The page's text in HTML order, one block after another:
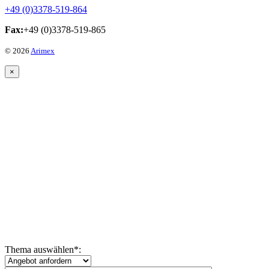
+49 (0)3378-519-864
Fax:+49 (0)3378-519-865
© 2026 Arimex
×
Thema auswählen*: